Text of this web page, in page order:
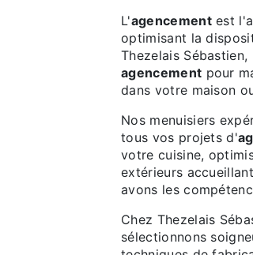
L'agencementest
optimisant la
Thezelais
agencement pour
dans votre maison
Nos menuisiers
tous vos projets d'
votre cuisine,
extérieurs
avons les
Chez Thezelais
sélectionnons